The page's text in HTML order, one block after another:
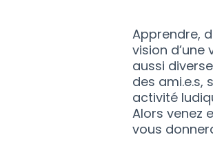
Apprendre,
vision
aussi
des ami.e.s,
activité
Alors venez
vous